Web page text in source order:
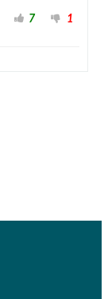
7 1